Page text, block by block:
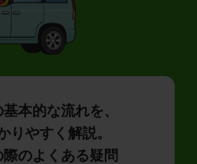
本的な流れを、
りやすく解説。
のよくある疑問